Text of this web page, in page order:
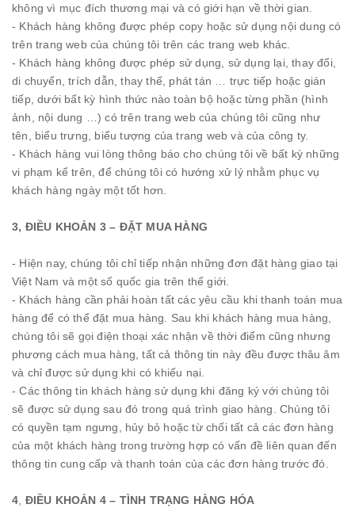
không vì mục đích thương mại và có giới hạn về thời gian.
- Khách hàng không được phép copy hoặc sử dụng nội dung có
trên trang web của chúng tôi trên các trang web khác.
- Khách hàng không được phép sử dụng, sử dụng lại, thay đổi,
di chuyển, trích dẫn, thay thế, phát tán … trực tiếp hoặc gián
tiếp, dưới bất kỳ hình thức nào toàn bộ hoặc từng phần (hình
ảnh, nội dung …) có trên trang web của chúng tôi cũng như
tên, biểu trưng, biểu tượng của trang web và của công ty.
- Khách hàng vui lòng thông báo cho chúng tôi về bất kỳ những
vi phạm kể trên, để chúng tôi có hướng xử lý nhằm phục vụ
khách hàng ngày một tốt hơn.
3, ĐIỀU KHOẢN 3 – ĐẶT MUA HÀNG
- Hiện nay, chúng tôi chỉ tiếp nhận những đơn đặt hàng giao tại
Việt Nam và một số quốc gia trên thế giới.
- Khách hàng cần phải hoàn tất các yêu cầu khi thanh toán mua
hàng để có thể đặt mua hàng. Sau khi khách hàng mua hàng,
chúng tôi sẽ gọi điện thoại xác nhận về thời điểm cũng nhưng
phương cách mua hàng, tất cả thông tin này đều được thâu âm
và chỉ được sử dụng khi có khiếu nại.
- Các thông tin khách hàng sử dụng khi đăng ký với chúng tôi
sẽ được sử dụng sau đó trong quá trình giao hàng. Chúng tôi
có quyền tạm ngưng, hủy bỏ hoặc từ chối tất cả các đơn hàng
của một khách hàng trong trường hợp có vấn đề liên quan đến
thông tin cung cấp và thanh toán của các đơn hàng trước đó.
4 ĐIỀU KHOẢN 4 – TÌNH TRẠNG HÀNG HÓA